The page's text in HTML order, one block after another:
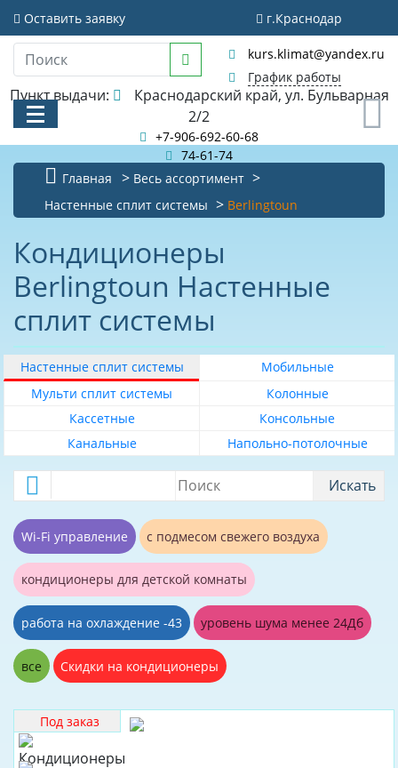
Оставить заявку г.Краснодар
kurs.klimat@yandex.ru
График работы
Пункт выдачи:
2/2
+7-906-692-60-68
74-61-74
КАТАЛОГ
АКЦИИ И РАСПРОДАЖИ
БИБЛИОТЕКА
НОВОСТИ
О КОМПАНИИ
ДОСТАВКА
ОПЛАТА
Главная
Весь ассортимент
Настенные сплит системы
Berlingtoun
Кондиционеры
Berlingtoun Настенные
сплит системы
Настенные сплит системы
Мобильные
Мульти сплит системы
Колонные
Кассетные
Консольные
Канальные
Напольно-потолочные
Фильтр
Очистить фильтр
Стоимость
Рекомендуемая
помещения
0
20
25
30
35
40
45
50
55
60
65
70
75
80
85
100
110
Искать
Wi-Fi управление с подмесом свежего воздуха
кондиционеры для детской комнаты
работа на охлаждение -43 уровень шума менее 24Дб
все Скидки на кондиционеры
Под заказ